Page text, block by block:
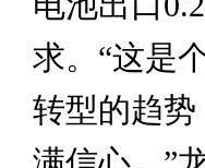
求。“这是
转型的趋